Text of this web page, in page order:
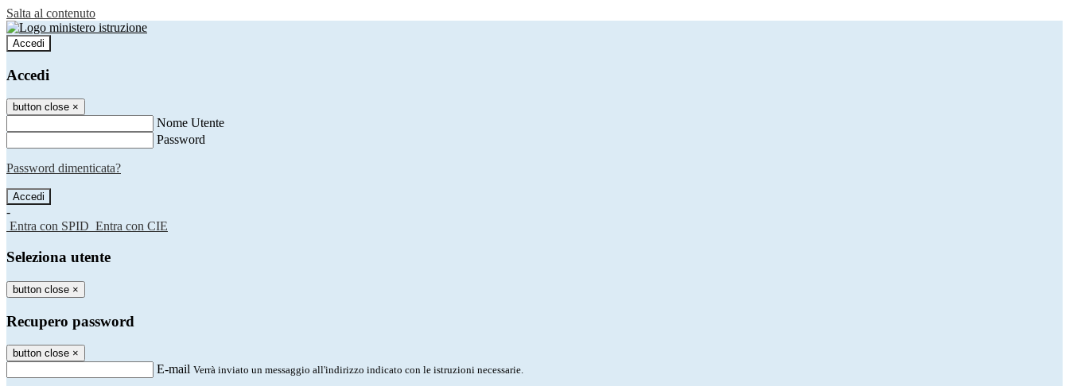
Salta al contenuto
Accedi
Accedi
button close ×
Nome Utente
Password
Password dimenticata?
-
Entra con SPID Entra con CIE
Seleziona utente
button close ×
Recupero password
button close ×
E-mail Verrà inviato un messaggio all'indirizzo indicato con le istruzioni necessarie.